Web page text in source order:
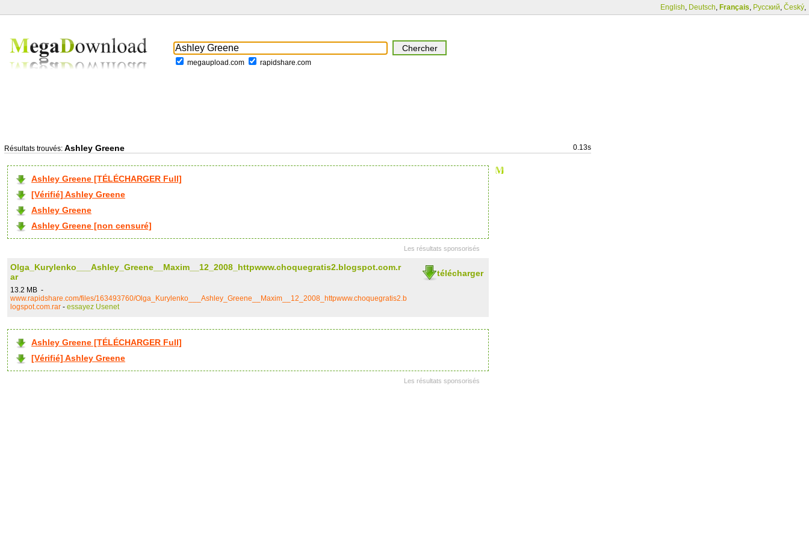
English, Deutsch, Français, Русский, Český,
megaupload.com rapidshare.com
Résultats trouvés: Ashley Greene 0.13s
Ashley Greene [TÉLÉCHARGER Full]
[Vérifié] Ashley Greene
Ashley Greene
Ashley Greene [non censuré]
Les résultats sponsorisés
télécharger
Olga_Kurylenko___Ashley_Greene__Maxim__12_2008_httpwww.choquegratis2.blogspot.com.r
ar
13.2 MB -
www.rapidshare.com/files/163493760/Olga_Kurylenko___Ashley_Greene__Maxim__12_2008_httpwww.choquegratis2.b
logspot.com.rar - essayez Usenet
Ashley Greene [TÉLÉCHARGER Full]
[Vérifié] Ashley Greene
Les résultats sponsorisés